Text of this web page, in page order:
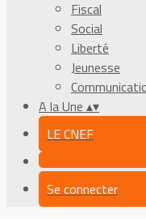
Fiscal
Social
Liberté
Jeunesse
A la Une ▴▾
LE CNEF
Se connecter